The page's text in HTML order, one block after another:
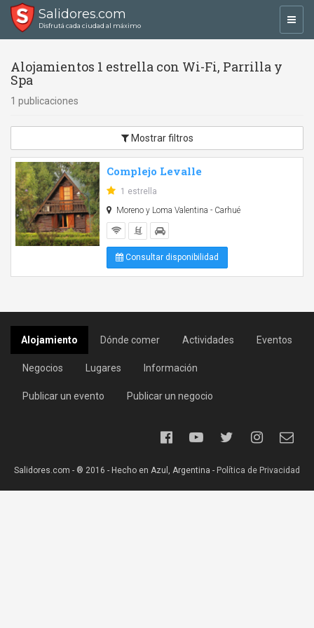
Salidores.com
Disfrutá cada ciudad al máximo
Alojamientos 1 estrella con Wi-Fi, Parrilla y
Spa
1 publicaciones
Mostrar filtros
Complejo Levalle
1 estrella
Moreno y Loma Valentina - Carhué
Consultar disponibilidad
Alojamiento Dónde comer Actividades Eventos
Negocios Lugares Información
Publicar un evento Publicar un negocio
Salidores.com - ® 2016 - Hecho en Azul, Argentina - Política de Privacidad